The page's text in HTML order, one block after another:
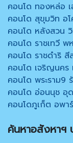
คอนโด ทองหล่อ
คอนโด สุขุมวิท อ
คอนโด หลังสวน
คอนโด ราชเทวี พ
คอนโด ราชดำริ สี
คอนโด เจริญนคร
คอนโด พระราม9
คอนโด อ่อนนุช อุ
คอนโดภูเก็ต อพา
ค้นหาอสังหาฯ